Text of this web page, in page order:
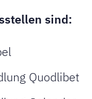
sind:
Quodlibet